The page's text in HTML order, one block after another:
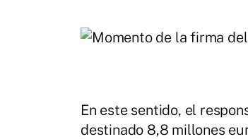
En este sentido, el
destinado 8,8 millones